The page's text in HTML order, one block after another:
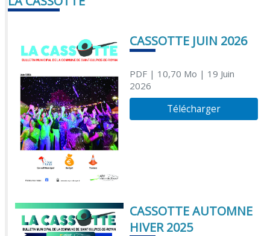
CASSOTTE JUIN 2026
PDF| 10,70 Mo | 19 Juin
2026
Télécharger
CASSOTTE AUTOMNE
HIVER 2025